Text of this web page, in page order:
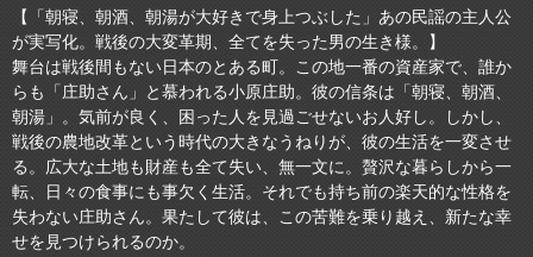
【「朝寝、朝酒、朝湯が大好きで身上つぶした」あの民謡の主人公
が実写化。戦後の大変革期、全てを失った男の生き様。】
舞台は戦後間もない日本のとある町。この地一番の資産家で、誰か
らも「庄助さん」と慕われる小原庄助。彼の信条は「朝寝、朝酒、
朝湯」。気前が良く、困った人を見過ごせないお人好し。しかし、
戦後の農地改革という時代の大きなうねりが、彼の生活を一変させ
る。広大な土地も財産も全て失い、無一文に。贅沢な暮らしから一
転、日々の食事にも事欠く生活。それでも持ち前の楽天的な性格を
失わない庄助さん。果たして彼は、この苦難を乗り越え、新たな幸
せを見つけられるのか。